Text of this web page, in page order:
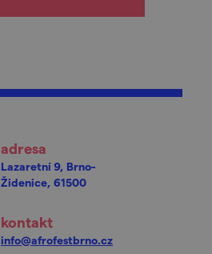
adresa
Lazaretní 9, Brno-
Židenice, 61500
kontakt
info@afrofestbrno.cz